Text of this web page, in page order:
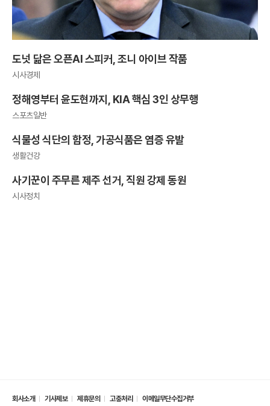
도넛 닮은 오픈AI 스피커, 조니 아이브 작품
시사경제
정해영부터 윤도현까지, KIA 핵심 3인 상무행
스포츠일반
식물성 식단의 함정, 가공식품은 염증 유발
생활건강
사기꾼이 주무른 제주 선거, 직원 강제 동원
시사정치
회사소개 기사제보 제휴문의 고충처리 이메일무단수집거부